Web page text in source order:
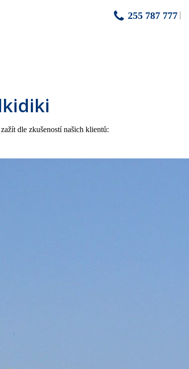
255 787 777
dle zkušeností našich klientů: